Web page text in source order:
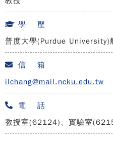
學 歷
普度大學(Purdue University)
信 箱
ilchang@mail.ncku.edu.tw
電 話
教授室(62124)、實驗室